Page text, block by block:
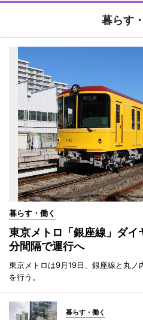
暮らす
暮らす・働く
東京メトロ「銀座線」ダ
分間隔で運行へ
東京メトロは9月19日、銀座線と丸ノ
を行う。
暮らす・働く